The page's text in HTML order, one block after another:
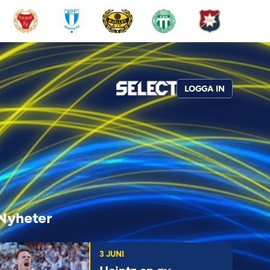
LOGGA IN
3 JUNI